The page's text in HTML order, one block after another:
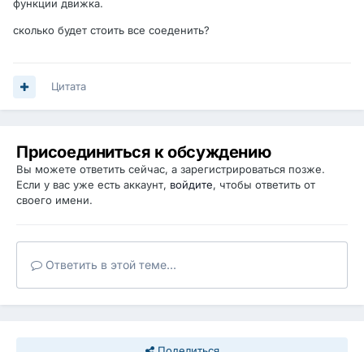
функции движка.
сколько будет стоить все соеденить?
Цитата
Присоединиться к обсуждению
Вы можете ответить сейчас, а зарегистрироваться позже.
Если у вас уже есть аккаунт, войдите, чтобы ответить от
своего имени.
Ответить в этой теме...